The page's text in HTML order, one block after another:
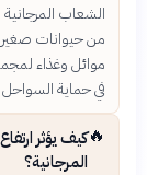
الشعاب
من حيوانات
موائل وغذاء
في حماية
🔥كيف يؤثر
المرجانية؟